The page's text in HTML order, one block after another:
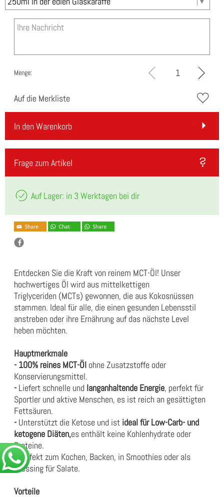
Menge:
Auf die Merkliste
In den Warenkorb
Frage zum Artikel
Auf Lager: in 3 Werktagen bei dir
Entdecken Sie die Kraft von reinem MCT-Öl! Unser
hochwertiges Öl wird aus mittelkettigen
Triglyceriden (MCTs) gewonnen, die aus Kokosnüssen
stammen. Ideal für alle, die einen gesunden Lebensstil
anstreben oder ihre Ernährung auf das nächste Level
heben möchten.
Hauptmerkmale
- 100% reines MCT-Öl ohne Zusatzstoffe oder
Konservierungsmittel.
- Liefert schnelle und langanhaltende Energie, perfekt für
Sportler und aktive Menschen, es ist reich an gesättigten
Fettsäuren.
- Unterstützt die Ketose und ist ideal für Low-Carb- und
ketogene Diäten,es enthält keine Kohlenhydrate oder
Proteine.
-Perfekt zum Kochen, Backen, in Smoothies oder als
Dressing für Salate.
Vorteile